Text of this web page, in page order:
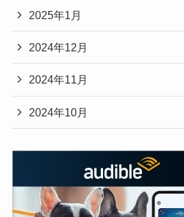
2025年1月
2024年12月
2024年11月
2024年10月